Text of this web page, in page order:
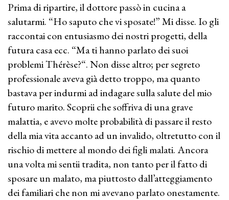
Prima di ripartire, il dottore passò in cucina a
salutarmi. “Ho saputo che vi sposate!” Mi disse. Io gli
raccontai con entusiasmo dei nostri progetti, della
futura casa ecc. “Ma ti hanno parlato dei suoi
problemi Thérèse?“. Non disse altro; per segreto
professionale aveva già detto troppo, ma quanto
bastava per indurmi ad indagare sulla salute del mio
futuro marito. Scoprii che soffriva di una grave
malattia, e avevo molte probabilità di passare il resto
della mia vita accanto ad un invalido, oltretutto con il
rischio di mettere al mondo dei figli malati. Ancora
una volta mi sentii tradita, non tanto per il fatto di
sposare un malato, ma piuttosto dall’atteggiamento
dei familiari che non mi avevano parlato onestamente.